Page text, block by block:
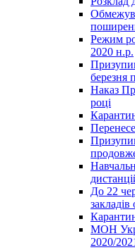
Режим
2020 н.р.
березня
Наказ
році
До 22
закладів
МОН
2020/